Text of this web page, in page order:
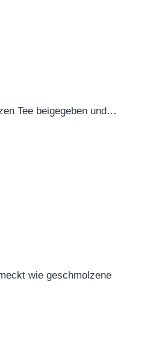
Tee beigegeben und…
wie geschmolzene